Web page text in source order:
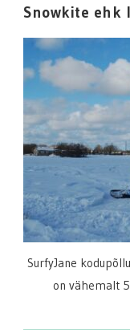
Snowkite ehk
SurfyJane
on vähemalt